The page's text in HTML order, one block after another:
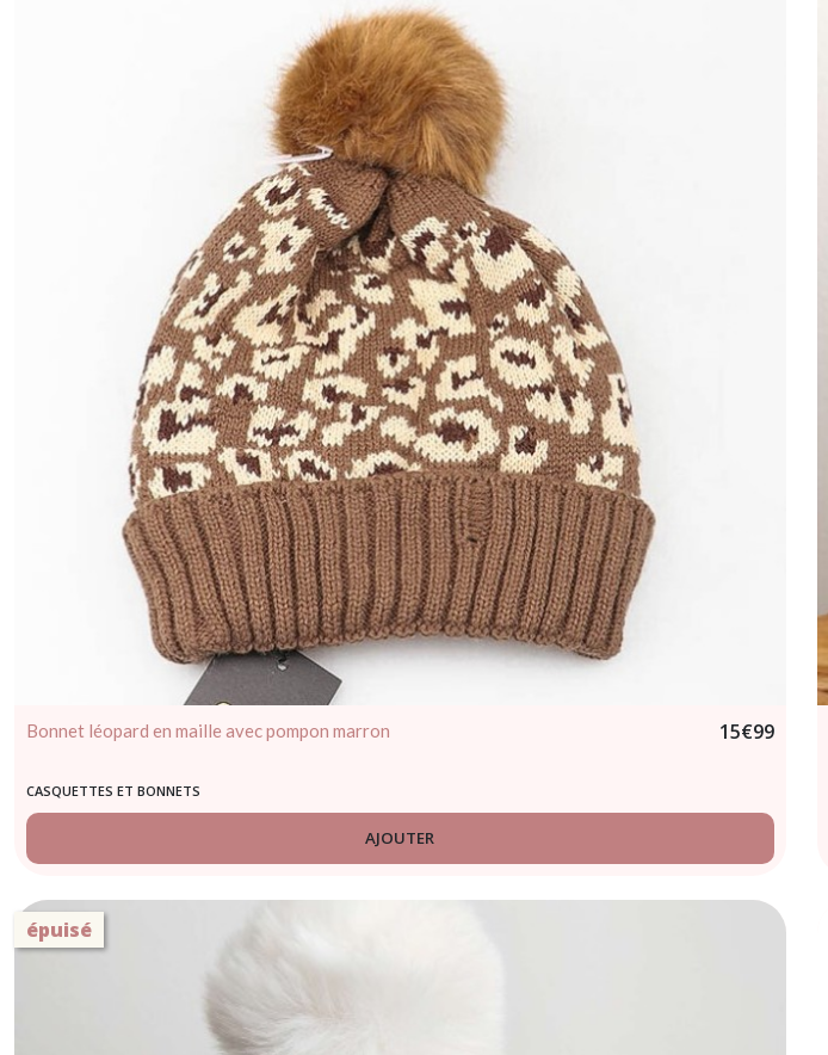
Bonnet léopard en maille avec pompon marron 15€99
CASQUETTES ET BONNETS
AJOUTER
épuisé